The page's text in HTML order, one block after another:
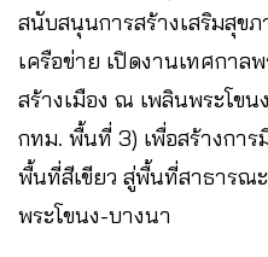
สนับสนุนการสร้างเสริมสุข
เครือข่าย เปิดงานเทศกาล
สร้างเมือง ณ เพลินพระโขน
กทม. พื้นที่ 3) เพื่อสร้างการ
พื้นที่สีเขียว สู่พื้นที่สาธารณ
พระโขนง-บางนา